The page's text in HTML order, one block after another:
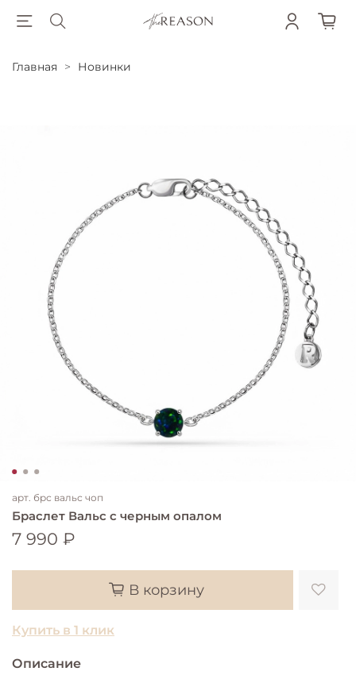
Главная Новинки
арт. брс вальс чоп
Браслет Вальс с черным опалом
7 990 ₽
В корзину
Купить в 1 клик
Описание